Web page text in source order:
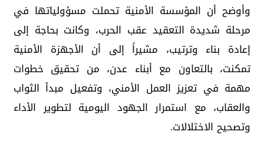
وأوضح أن المؤسسة الأمنية تحملت مسؤولياتها في
مرحلة شديدة التعقيد عقب الحرب، وكانت بحاجة إلى
إعادة بناء وترتيب، مشيراً إلى أن الأجهزة الأمنية
تمكنت، بالتعاون مع أبناء عدن، من تحقيق خطوات
مهمة في تعزيز العمل الأمني، وتفعيل مبدأ الثواب
والعقاب، مع استمرار الجهود اليومية لتطوير الأداء
وتصحيح الاختلالات.